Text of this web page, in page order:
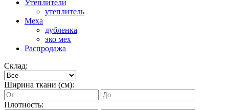
Утеплители
утеплитель
Меха
дубленка
эко мех
Распродажа
Склад:
Ширина ткани (см):
Плотность: